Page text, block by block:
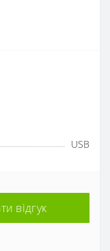
USB
відгук